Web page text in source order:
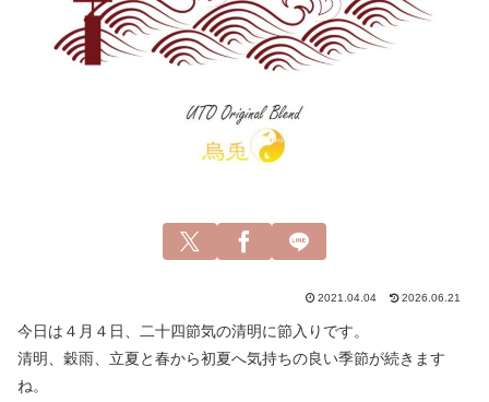
2021.04.04 2026.06.21
今日は４月４日、二十四節気の清明に節入りです。
清明、穀雨、立夏と春から初夏へ気持ちの良い季節が続きます
ね。